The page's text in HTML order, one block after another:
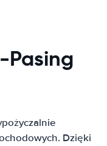
Pasing
Dzięki